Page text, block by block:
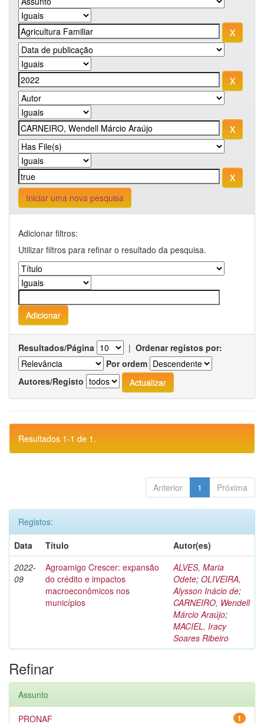
Iniciar uma nova pesquisa
Adicionar filtros:
Utilizar filtros para refinar o resultado da pesquisa.
Resultados/Página | Ordenar registos por:
Por ordem
Autores/Registo
Resultados 1-1 de 1.
Anterior 1 Próxima
Registos:
Data
Título
Autor(es)
2022-
09
Agroamigo Crescer: expansão
do crédito e impactos
macroeconômicos nos
municípios
ALVES, Maria
Odete; OLIVEIRA,
Alysson Inácio de;
CARNEIRO, Wendell
Márcio Araújo;
MACIEL, Iracy
Soares Ribeiro
Refinar
Assunto
1
PRONAF